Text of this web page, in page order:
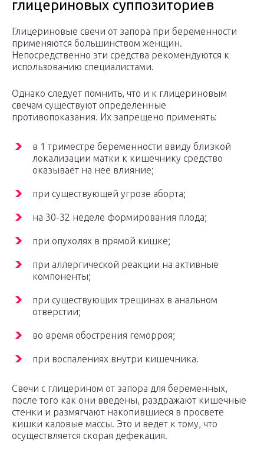
глицериновых суппозиториев
Глицериновые свечи от запора при беременности
применяются большинством женщин.
Непосредственно эти средства рекомендуются к
использованию специалистами.
Однако следует помнить, что и к глицериновым
свечам существуют определенные
противопоказания. Их запрещено применять:
в 1 триместре беременности ввиду близкой
локализации матки к кишечнику средство
оказывает на нее влияние;
при существующей угрозе аборта;
на 30-32 неделе формирования плода;
при опухолях в прямой кишке;
при аллергической реакции на активные
компоненты;
при существующих трещинах в анальном
отверстии;
во время обострения геморроя;
при воспалениях внутри кишечника.
Свечи с глицерином от запора для беременных,
после того как они введены, раздражают кишечные
стенки и размягчают накопившиеся в просвете
кишки каловые массы. Это и ведет к тому, что
осуществляется скорая дефекация.